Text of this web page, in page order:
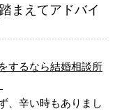
まえてアドバイ
するなら結婚相談所
、辛い時もありまし